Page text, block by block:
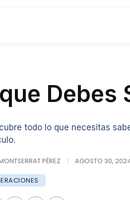
Debes
todo lo que necesitas
PÉREZ | AGOSTO 30, 2024